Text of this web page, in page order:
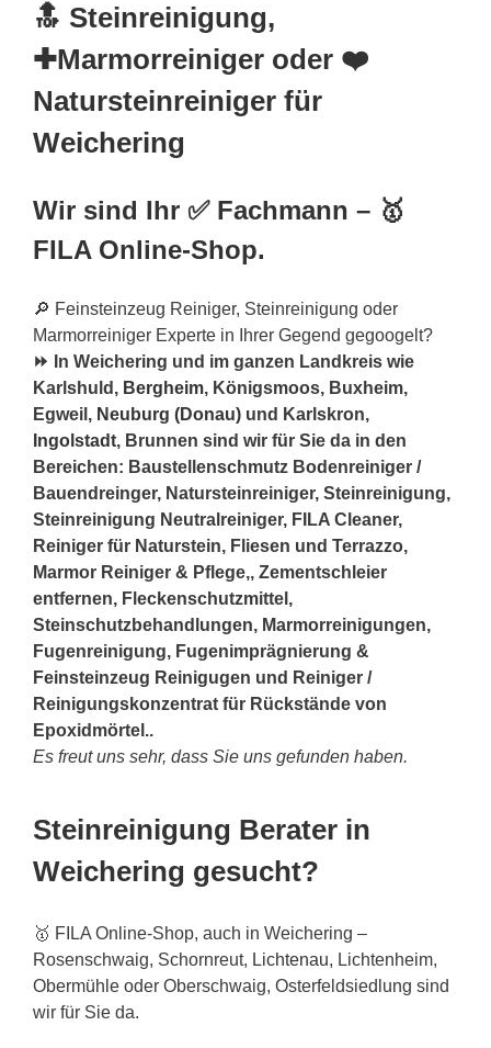
🔝 Steinreinigung,
✚Marmorreiniger oder ❤️
Natursteinreiniger für
Weichering
Wir sind Ihr ✅ Fachmann – 🥇
FILA Online-Shop.
🔎 Feinsteinzeug Reiniger, Steinreinigung oder
Marmorreiniger Experte in Ihrer Gegend gegoogelt?
⏩ In Weichering und im ganzen Landkreis wie
Karlshuld, Bergheim, Königsmoos, Buxheim,
Egweil, Neuburg (Donau) und Karlskron,
Ingolstadt, Brunnen sind wir für Sie da in den
Bereichen: Baustellenschmutz Bodenreiniger /
Bauendreinger, Natursteinreiniger, Steinreinigung,
Steinreinigung Neutralreiniger, FILA Cleaner,
Reiniger für Naturstein, Fliesen und Terrazzo,
Marmor Reiniger & Pflege,, Zementschleier
entfernen, Fleckenschutzmittel,
Steinschutzbehandlungen, Marmorreinigungen,
Fugenreinigung, Fugenimprägnierung &
Feinsteinzeug Reinigugen und Reiniger /
Reinigungskonzentrat für Rückstände von
Epoxidmörtel..
Es freut uns sehr, dass Sie uns gefunden haben.
Steinreinigung Berater in
Weichering gesucht?
🥇 FILA Online-Shop, auch in Weichering –
Rosenschwaig, Schornreut, Lichtenau, Lichtenheim,
Obermühle oder Oberschwaig, Osterfeldsiedlung sind
wir für Sie da.